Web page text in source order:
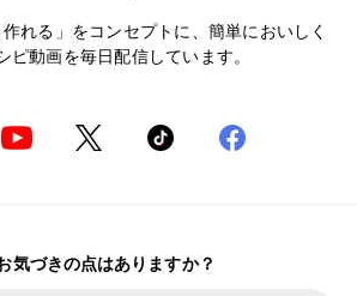
作れる」をコンセプトに、簡単においしく
ピ動画を毎日配信しています。
気づきの点はありますか？